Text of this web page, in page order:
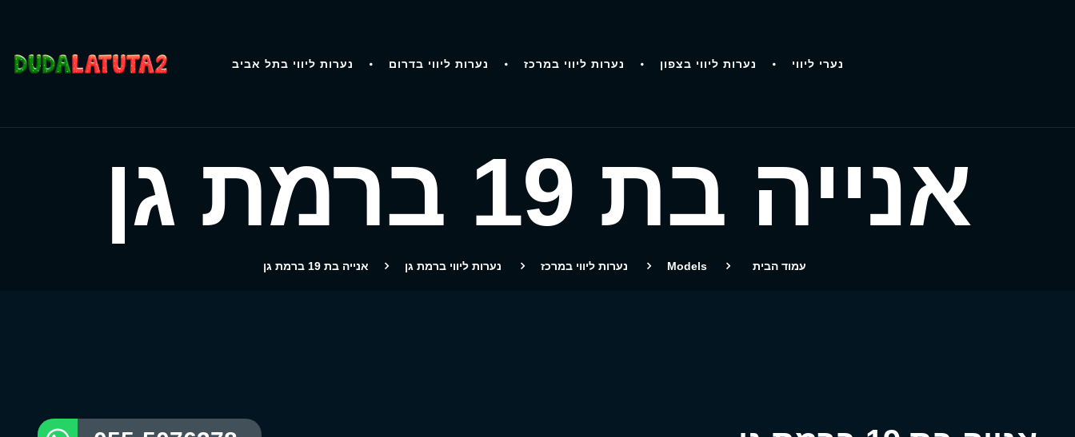
נערות ליווי בתל אביב נערות ליווי בדרום נערות ליווי במרכז נערות ליווי בצפון נערי ליווי
אנייה בת 19 ברמת גן
עמוד הבית Models נערות ליווי במרכז נערות ליווי ברמת גן אנייה בת 19 ברמת גן